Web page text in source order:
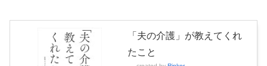
「夫の介護」が教えてくれ
たこと